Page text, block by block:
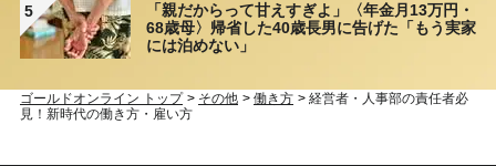
5
「親だからって甘えすぎよ」〈年金月13万円・
68歳母〉帰省した40歳長男に告げた「もう実家
には泊めない」
ゴールドオンライン トップ > その他 > 働き方 > 経営者・人事部の責任者必
見！新時代の働き方・雇い方